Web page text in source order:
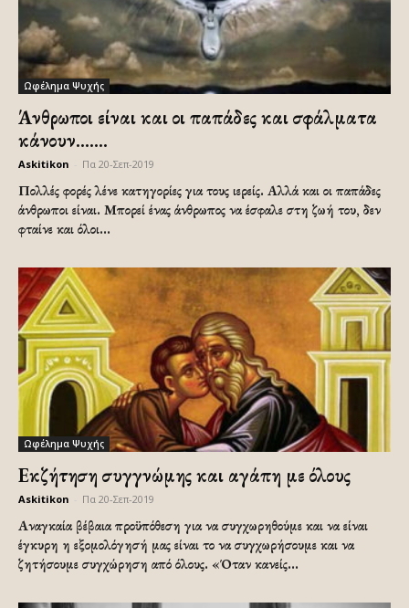
Ωφέλημα Ψυχής
Άνθρωποι είναι και οι παπάδες και σφάλματα
κάνουν…….
Askitikon Πα 20-Σεπ-2019
Πολλές φορές λένε κατηγορίες για τους ιερείς. Αλλά και οι παπάδες
άνθρωποι είναι. Μπορεί ένας άνθρωπος να έσφαλε στη ζωή του, δεν
φταίνε και όλοι...
Ωφέλημα Ψυχής
Εκζήτηση συγγνώμης και αγάπη με όλους
Askitikon Πα 20-Σεπ-2019
Αναγκαία βέβαια προϋπόθεση για να συγχωρηθούμε και να είναι
έγκυρη η εξομολόγησή μας είναι το να συγχωρήσουμε και να
ζητήσουμε συγχώρηση από όλους. «Όταν κανείς...